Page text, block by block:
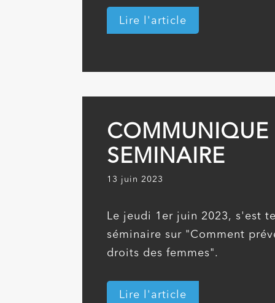
BAIGNADE/PSC
Surveillant de baignade /
APPROFONDISSEMENT
Grands jeux et accueil de
En savoir plus
SESSION BAFA
GENERALE
En savoir plus
Lire l'article
COMMUNIQUE
SEMINAIRE
13 juin 2023
Le jeudi 1er juin 2023, s'est
séminaire sur "Comment
droits des femmes".
Lire l'article